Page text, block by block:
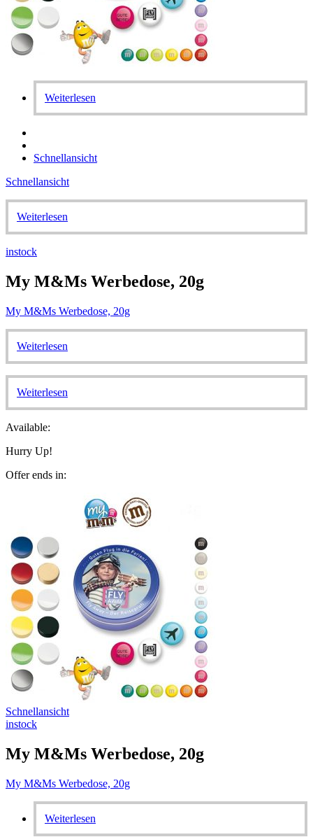
Weiterlesen
Schnellansicht
Schnellansicht
Weiterlesen
instock
My M&Ms Werbedose, 20g
My M&Ms Werbedose, 20g
Weiterlesen
Weiterlesen
Available:
Hurry Up!
Offer ends in:
Schnellansicht
instock
My M&Ms Werbedose, 20g
My M&Ms Werbedose, 20g
Weiterlesen